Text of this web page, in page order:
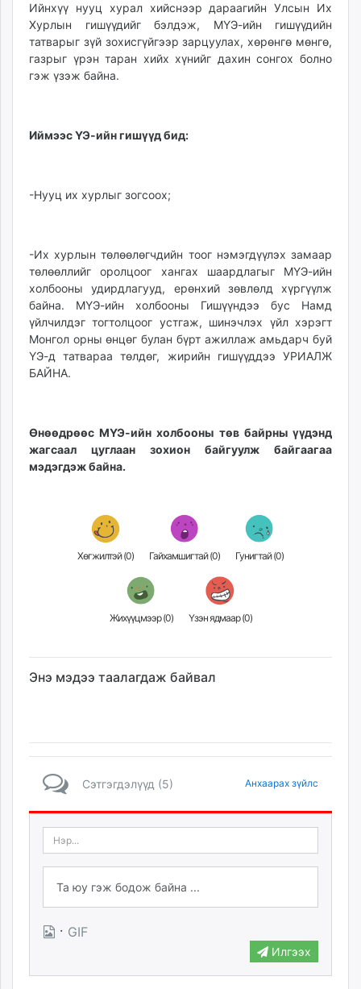
unegui.mn
assa.mn
toim.mn
tac.mn
Ийнхүү нууц хурал хийснээр дараагийн Улсын Их
Хурлын гишүүдийг бэлдэж, МҮЭ-ийн гишүүдийн
татварыг зүй зохисгүйгээр зарцуулах, хөрөнгө мөнгө,
газрыг үрэн таран хийх хүнийг дахин сонгох болно
гэж үзэж байна.
Иймээс ҮЭ-ийн гишүүд бид:
-Нууц их хурлыг зогсоох;
-Их хурлын төлөөлөгчдийн тоог нэмэгдүүлэх замаар
төлөөллийг оролцоог хангах шаардлагыг МҮЭ-ийн
холбооны удирдлагууд, ерөнхий зөвлөлд хүргүүлж
байна. МҮЭ-ийн холбооны Гишүүндээ бус Намд
үйлчилдэг тогтолцоог устгаж, шинэчлэх үйл хэрэгт
Монгол орны өнцөг булан бүрт ажиллаж амьдарч буй
ҮЭ-д татвараа төлдөг, жирийн гишүүддээ УРИАЛЖ
БАЙНА.
Өнөөдрөөс МҮЭ-ийн холбооны төв байрны үүдэнд
жагсаал цуглаан зохион байгуулж байгаагаа
мэдэгдэж байна.
Хөгжилтэй (0) Гайхамшигтай (0) Гунигтай (0)
Жихүүцмээр (0) Үзэн ядмаар (0)
Энэ мэдээ таалагдаж байвал
Сэтгэгдэлүүд (5) Анхаарах зүйлс
· GIF
Илгээх